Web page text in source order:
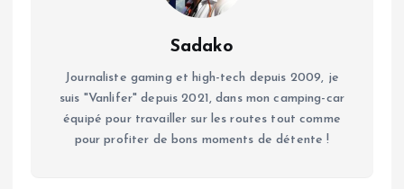
Sadako
Journaliste gaming et high-tech depuis 2009, je
suis "Vanlifer" depuis 2021, dans mon camping-car
équipé pour travailler sur les routes tout comme
pour profiter de bons moments de détente !